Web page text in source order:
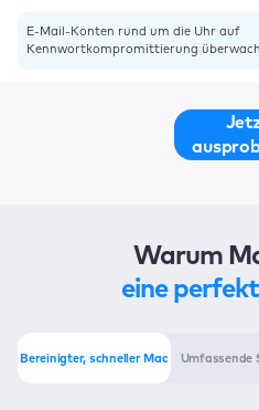
E-Mail-Konten rund um die Uhr auf
Kennwortkompromittierung
Warum
eine
Bereinigter, schneller Mac Umfassende